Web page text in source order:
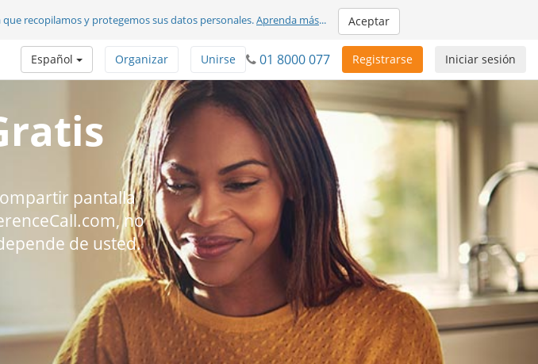
que recopilamos y protegemos sus datos personales.Aprenda más... Aceptar
Iniciar sesión
Registrarse
01 8000 077
Unirse
Organizar
Español
pantalla
no
de usted.